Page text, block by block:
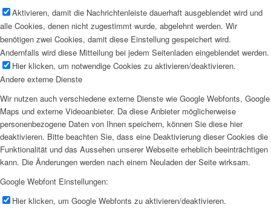
Aktivieren, damit die Nachrichtenleiste dauerhaft ausgeblendet wird und
alle Cookies, denen nicht zugestimmt wurde, abgelehnt werden. Wir
benötigen zwei Cookies, damit diese Einstellung gespeichert wird.
Andernfalls wird diese Mitteilung bei jedem Seitenladen eingeblendet werden.
Hier klicken, um notwendige Cookies zu aktivieren/deaktivieren.
Andere externe Dienste
Wir nutzen auch verschiedene externe Dienste wie Google Webfonts, Google
Maps und externe Videoanbieter. Da diese Anbieter möglicherweise
personenbezogene Daten von Ihnen speichern, können Sie diese hier
deaktivieren. Bitte beachten Sie, dass eine Deaktivierung dieser Cookies die
Funktionalität und das Aussehen unserer Webseite erheblich beeinträchtigen
kann. Die Änderungen werden nach einem Neuladen der Seite wirksam.
Google Webfont Einstellungen:
Hier klicken, um Google Webfonts zu aktivieren/deaktivieren.